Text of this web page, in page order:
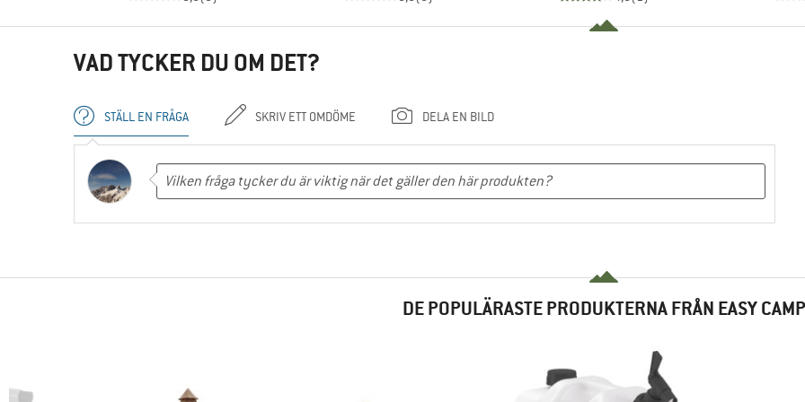
VAD TYCKER DU OM DET?
STÄLL EN FRÅGA SKRIV ETT OMDÖME DELA EN BILD
DE POPULÄRASTE PRODUKTERNA FRÅN EASY CAMP